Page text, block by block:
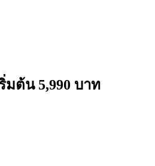
มต้น 5,990 บาท